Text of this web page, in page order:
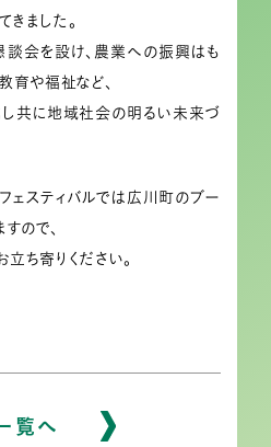
ました。
会を設け、農業への振興はも
育や福祉など、
共に地域社会の明るい未来づ
ェスティバルでは広川町のブー
ので、
ち寄りください。
覧へ